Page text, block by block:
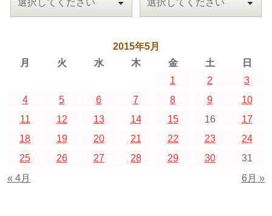
2015年5月
月
火 水 木 金 土 日
« 4月 6月 »
1 2
3
4
5 6 7 8 9
10
11
12 13 14 15 16
17
18
19 20 21 22 23
24
25
26 27 28 29 30 31